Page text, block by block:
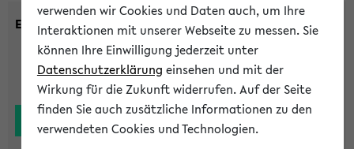
Einrichtung:
verwenden wir Cookies und Daten auch, um Ihre
Interaktionen mit unserer Webseite zu messen. Sie
können Ihre Einwilligung jederzeit unter
Datenschutzerklärung einsehen und mit der
Wirkung für die Zukunft widerrufen. Auf der Seite
finden Sie auch zusätzliche Informationen zu den
verwendeten Cookies und Technologien.